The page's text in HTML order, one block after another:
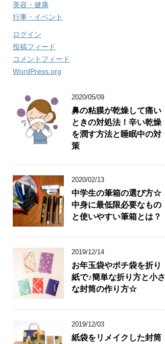
美容・健康
行事・イベント
ログイン
投稿フィード
コメントフィード
WordPress.org
2020/05/09
鼻の粘膜が乾燥して痛い
ときの対処法！辛い乾燥
を潤す方法と睡眠中の対
策
2020/02/13
中学生の筆箱の選び方☆
中身に最低限必要なもの
と使いやすい筆箱とは？
2019/12/14
お年玉袋やポチ袋を折り
紙で♪簡単な折り方と小さ
な封筒の作り方☆
2019/12/03
紙袋をリメイクした封筒